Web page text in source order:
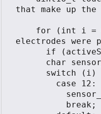
that make up
electrodes were